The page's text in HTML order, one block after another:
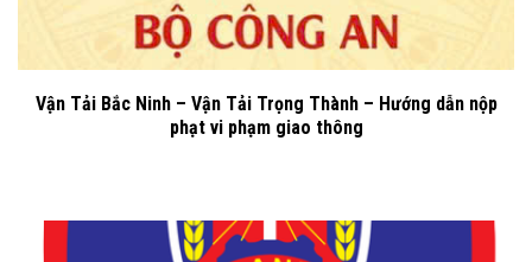
Vận Tải Bắc Ninh – Vận Tải Trọng Thành – Hướng dẫn nộp
phạt vi phạm giao thông